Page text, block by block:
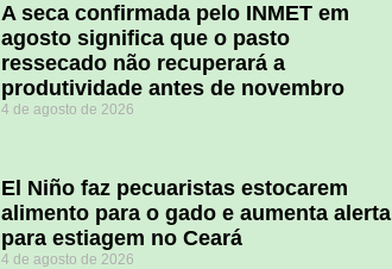
A seca confirmada pelo INMET em
agosto significa que o pasto
ressecado não recuperará a
produtividade antes de novembro
4 de agosto de 2026
El Niño faz pecuaristas estocarem
alimento para o gado e aumenta alerta
para estiagem no Ceará
4 de agosto de 2026